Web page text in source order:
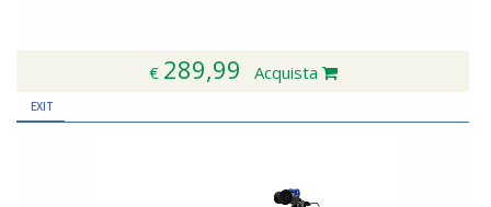
€ 289,99 Acquista
EXIT